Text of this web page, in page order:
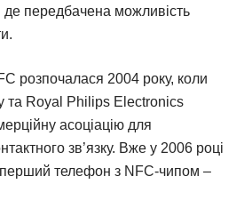
де передбачена можливість
розпочалася 2004 року, коли
та Royal Philips Electronics
асоціацію для
зв’язку. Вже у 2006 році
телефон з NFC-чипом –